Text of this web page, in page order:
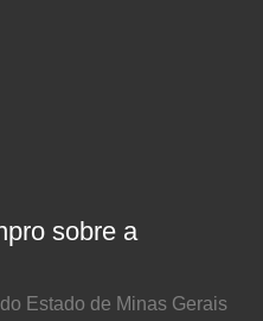
sobre a
Estado de Minas Gerais